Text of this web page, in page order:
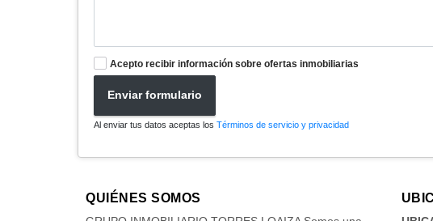
Acepto recibir información sobre ofertas inmobiliarias
Enviar formulario
Al enviar tus datos aceptas los Términos de servicio y privacidad
QUIÉNES SOMOS